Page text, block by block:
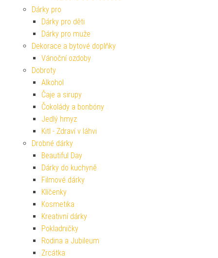
Dárky pro
Dárky pro děti
Dárky pro muže
Dekorace a bytové doplňky
Vánoční ozdoby
Dobroty
Alkohol
Čaje a sirupy
Čokolády a bonbóny
Jedlý hmyz
Kitl - Zdraví v láhvi
Drobné dárky
Beautiful Day
Dárky do kuchyně
Filmové dárky
Klíčenky
Kosmetika
Kreativní dárky
Pokladničky
Rodina a Jubileum
Zrcátka